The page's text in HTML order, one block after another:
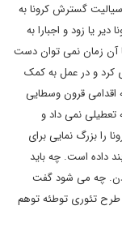
سیالیت گسترش کرونا به
یا زود و اجبارا به
آن زمان نمی توان دست
و در عمل به کمک
قرون وسطایی
نمی داد و
را بزرگ نمایی برای
داده است. چه باید
چه می شود گفت
تئوری توطئه توهم